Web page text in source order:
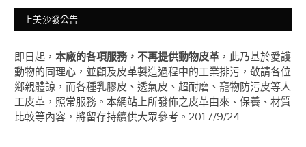
上美沙發公告
即日起， 本廠的各項服務，不再提供動物皮革 ，此乃基於愛護
動物的同理心，並顧及皮革製造過程中的工業排污，敬請各位
鄉親體諒，而各種乳膠皮、透氣皮、超耐磨、竉物防污皮等人
工皮革，照常服務。本網站上所發佈之皮革由來、保養、材質
比較等內容，將留存持續供大眾參考。2017/9/24